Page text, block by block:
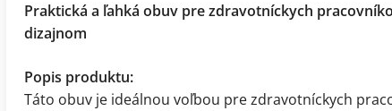
Praktická a ľahká obuv pre zdravotníckych
dizajnom
Popis produktu:
Táto obuv je ideálnou voľbou pre zdravotníckych